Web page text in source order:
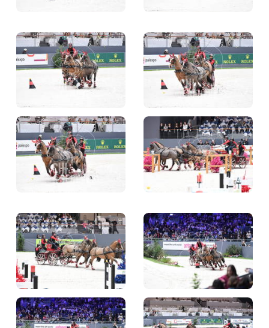
FR EN
© 2026 CHI de Genève. Tous droits réservés